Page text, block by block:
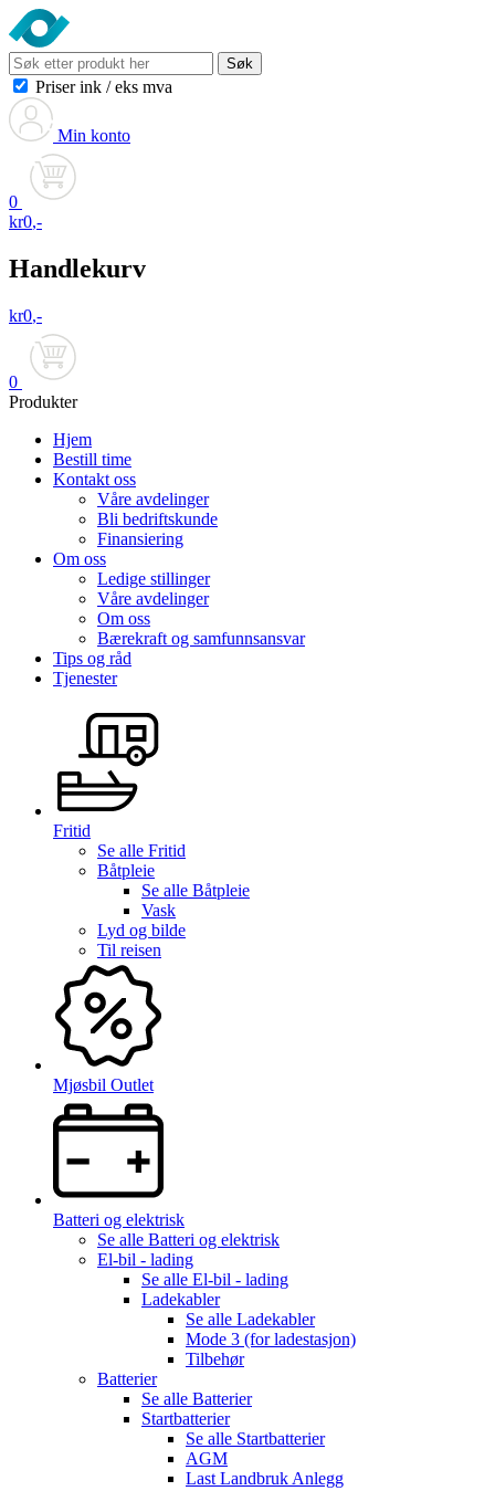
Søk
Priser ink / eks mva
Min konto
0
kr0,-
Handlekurv
kr0,-
0
Produkter
Hjem
Bestill time
Kontakt oss
Våre avdelinger
Bli bedriftskunde
Finansiering
Om oss
Ledige stillinger
Våre avdelinger
Om oss
Bærekraft og samfunnsansvar
Tips og råd
Tjenester
Fritid
Se alle Fritid
Båtpleie
Se alle Båtpleie
Vask
Lyd og bilde
Til reisen
Mjøsbil Outlet
Batteri og elektrisk
Se alle Batteri og elektrisk
El-bil - lading
Se alle El-bil - lading
Ladekabler
Se alle Ladekabler
Mode 3 (for ladestasjon)
Tilbehør
Batterier
Se alle Batterier
Startbatterier
Se alle Startbatterier
AGM
Last Landbruk Anlegg